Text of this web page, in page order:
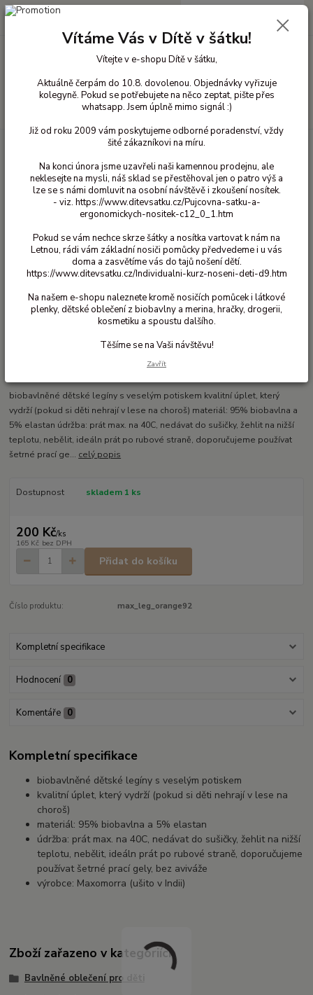
+420 603 818 836
0 Kč
Bavlněné oblečení pro děti Legíny bavlna
Legíny Maxomorra - Orange
92/98
- 52 %
Ohodnotit produkt
biobavlněné dětské legíny s veselým potiskem kvalitní úplet, který
vydrží (pokud si děti nehrají v lese na choroš) materiál: 95% biobavlna a
5% elastan údržba: prát max. na 40C, nedávat do sušičky, žehlit na nižší
teplotu, nebělit, ideáln prát po rubové straně, doporučujeme používat
šetrné prací ge... celý popis
Dostupnost skladem 1 ks
200 Kč/ks
165 Kč bez DPH
Přidat do košíku
Číslo produktu: max_leg_orange92
Kompletní specifikace
Hodnocení 0
Komentáře 0
Kompletní specifikace
biobavlněné dětské legíny s veselým potiskem
kvalitní úplet, který vydrží (pokud si děti nehrají v lese na
choroš)
materiál: 95% biobavlna a 5% elastan
údržba: prát max. na 40C, nedávat do sušičky, žehlit na nižší
teplotu, nebělit, ideáln prát po rubové straně, doporučujeme
používat šetrné prací gely, bez aviváže
výrobce: Maxomorra (ušito v Indii)
Zboží zařazeno v kategoriích
Bavlněné oblečení pro děti
Vítáme Vás v Dítě v šátku!
Vítejte v e-shopu Dítě v šátku,
Aktuálně čerpám do 10.8. dovolenou. Objednávky vyřizuje
kolegyně. Pokud se potřebujete na něco zeptat, pište přes
whatsapp. Jsem úplně mimo signál :)
Již od roku 2009 vám poskytujeme odborné poradenství, vždy
šité zákazníkovi na míru.
Na konci února jsme uzavřeli naši kamennou prodejnu, ale
neklesejte na mysli, náš sklad se přestěhoval jen o patro výš a
lze se s námi domluvit na osobní návštěvě i zkoušení nosítek.
- viz. https://www.ditevsatku.cz/Pujcovna-satku-a-
ergonomickych-nositek-c12_0_1.htm
Pokud se vám nechce skrze šátky a nosítka vartovat k nám na
Letnou, rádi vám základní nosiči pomůcky předvedeme i u vás
doma a zasvětíme vás do tajů nošení dětí.
https://www.ditevsatku.cz/Individualni-kurz-noseni-deti-d9.htm
Na našem e-shopu naleznete kromě nosičích pomůcek i látkové
plenky, dětské oblečení z biobavlny a merina, hračky, drogerii,
kosmetiku a spoustu dalšího.
Těšíme se na Vaši návštěvu!
Zavřít